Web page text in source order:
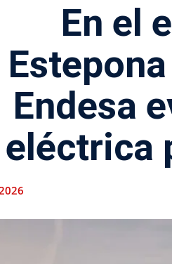
En el
Endesa
eléctrica